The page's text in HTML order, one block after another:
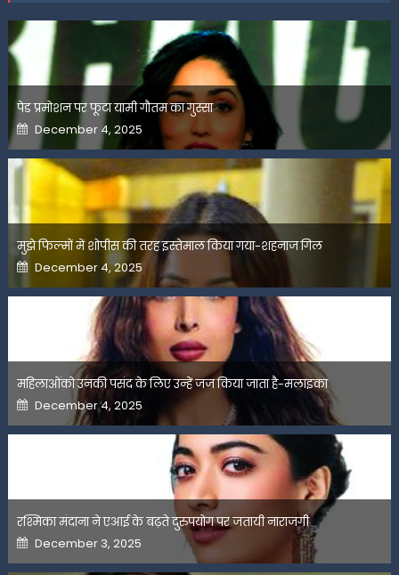
पेड प्रमोशन पर फूटा यामी गौतम का गुस्सा
Posted
on
December 4, 2025
मुझे फिल्मों में शोपीस की तरह इस्तेमाल किया गया-शहनाज गिल
Posted
on
December 4, 2025
महिलाओंको उनकी पसंद के लिए उन्हें जज किया जाता है-मलाइका
Posted
on
December 4, 2025
रश्मिका मंदाना ने एआई के बढ़ते दुरुपयोग पर जतायी नाराजगी
Posted
on
December 3, 2025